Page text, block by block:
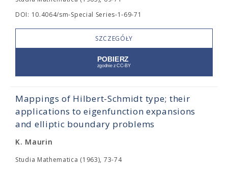
DOI: 10.4064/sm-Special Series-1-69-71
SZCZEGÓŁY
Mappings of Hilbert-Schmidt type; their
applications to eigenfunction expansions
and elliptic boundary problems
K. Maurin
Studia Mathematica (1963), 73-74